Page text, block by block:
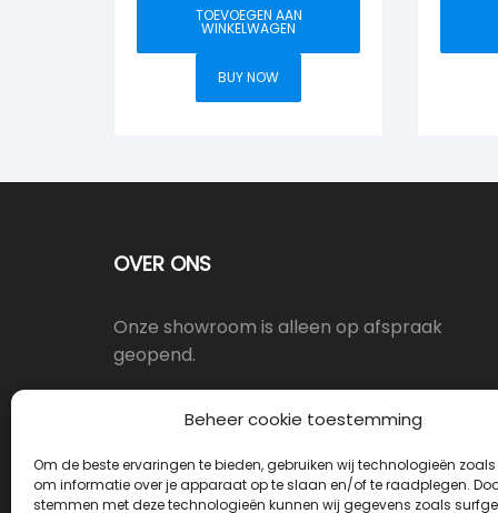
Beheer cookie toestemming
Om de beste ervaringen te bieden, gebruiken wij technologieën
om informatie over je apparaat op te slaan en/of te raadplegen.
stemmen met deze technologieën kunnen wij gegevens zoals
TOEVOEGEN AAN
WINKELWAGEN
BUY NOW
OVER ONS
Onze showroom is alleen op afspraak
geopend.
Oostergracht 17-10, 3763LX Soest
info@deurkrukwinkel.nl